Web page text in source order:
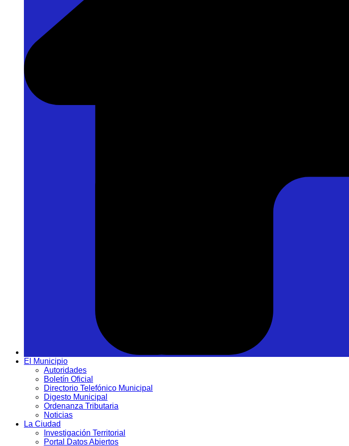
El Municipio
Autoridades
Boletín Oficial
Directorio Telefónico Municipal
Digesto Municipal
Ordenanza Tributaria
Noticias
La Ciudad
Investigación Territorial
Portal Datos Abiertos